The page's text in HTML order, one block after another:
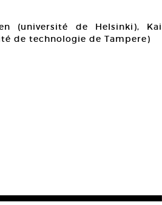
(université de Helsinki), Kai
de technologie de Tampere)